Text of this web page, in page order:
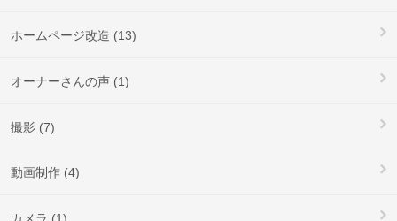
ホームページ改造 (13)
オーナーさんの声 (1)
撮影 (7)
動画制作 (4)
カメラ (1)